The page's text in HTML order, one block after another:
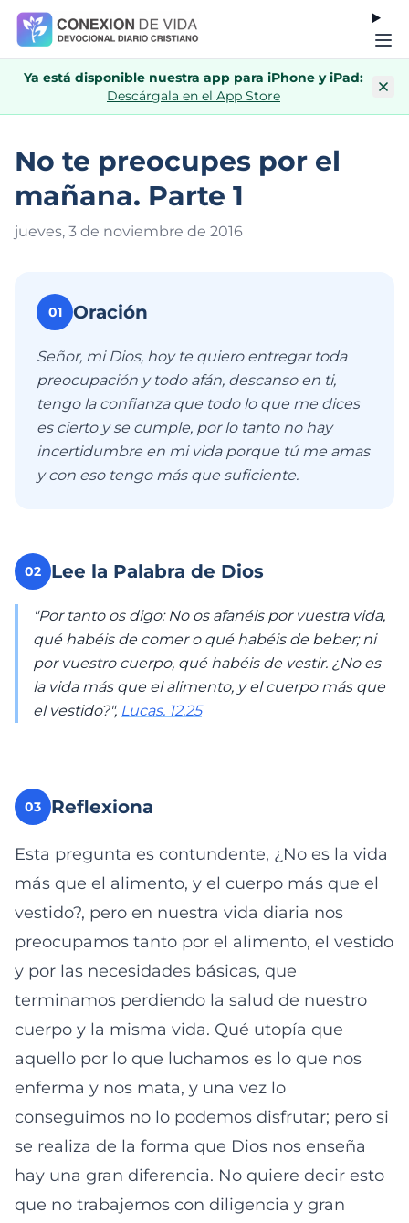
Ya está disponible nuestra app para iPhone y iPad:
Descárgala en el App Store
No te preocupes por el
mañana. Parte 1
jueves, 3 de noviembre de 2016
01 Oración
Señor, mi Dios, hoy te quiero entregar toda
preocupación y todo afán, descanso en ti,
tengo la confianza que todo lo que me dices
es cierto y se cumple, por lo tanto no hay
incertidumbre en mi vida porque tú me amas
y con eso tengo más que suficiente.
02 Lee la Palabra de Dios
"Por tanto os digo: No os afanéis por vuestra vida,
qué habéis de comer o qué habéis de beber; ni
por vuestro cuerpo, qué habéis de vestir. ¿No es
la vida más que el alimento, y el cuerpo más que
el vestido?", Lucas. 12.25
03 Reflexiona
Esta pregunta es contundente, ¿No es la vida
más que el alimento, y el cuerpo más que el
vestido?, pero en nuestra vida diaria nos
preocupamos tanto por el alimento, el vestido
y por las necesidades básicas, que
terminamos perdiendo la salud de nuestro
cuerpo y la misma vida. Qué utopía que
aquello por lo que luchamos es lo que nos
enferma y nos mata, y una vez lo
conseguimos no lo podemos disfrutar; pero si
se realiza de la forma que Dios nos enseña
hay una gran diferencia. No quiere decir esto
que no trabajemos con diligencia y gran